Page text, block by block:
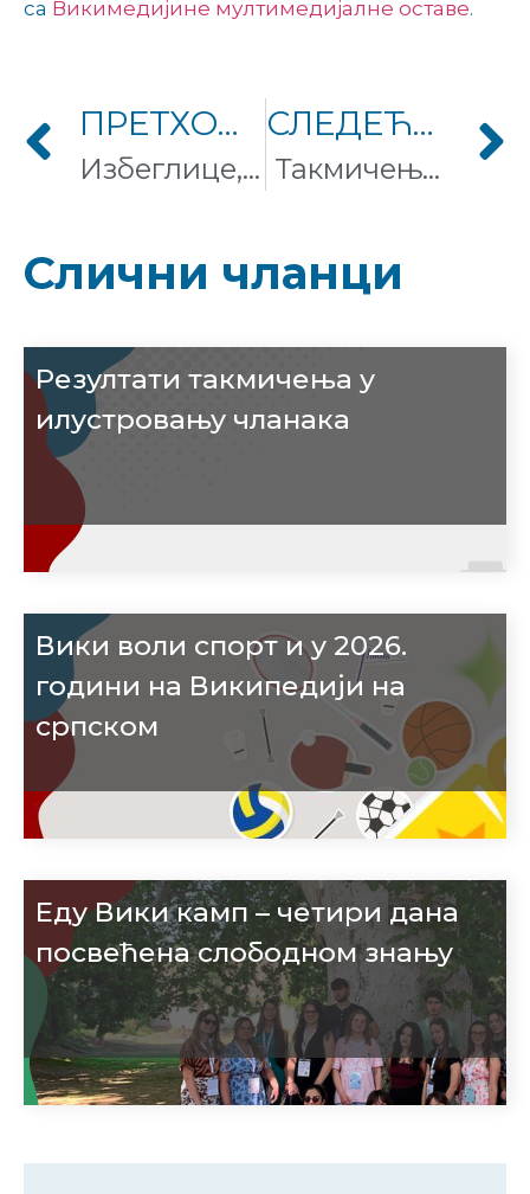
са Викимедијине мултимедијалне оставе.
ПРЕТХОДНИ ЧЛАНАК
Избеглице, култура и знање: уређујемо заједно!
СЛЕДЕЋИ ЧЛАНАК
Такмичење Вики чланци траже илустрацију 2024 је пред вама!
Слични чланци
Резултати такмичења у
илустровању чланака
Вики воли спорт и у 2026.
години на Википедији на
српском
Еду Вики камп – четири дана
посвећена слободном знању